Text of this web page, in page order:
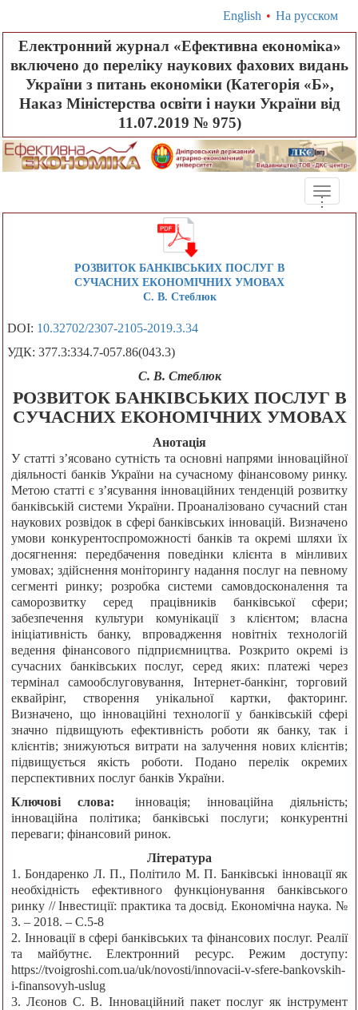
English • На русском
Електронний журнал «Ефективна економіка»
включено до переліку наукових фахових видань
України з питань економіки (Категорія «Б»,
Наказ Міністерства освіти і науки України від
11.07.2019 № 975)
Toggle
...
РОЗВИТОК БАНКІВСЬКИХ ПОСЛУГ В
СУЧАСНИХ ЕКОНОМІЧНИХ УМОВАХ
С. В. Стеблюк
DOI: 10.32702/2307-2105-2019.3.34
УДК: 377.3:334.7-057.86(043.3)
С. В. Стеблюк
РОЗВИТОК БАНКІВСЬКИХ ПОСЛУГ В
СУЧАСНИХ ЕКОНОМІЧНИХ УМОВАХ
Анотація
У статті з’ясовано сутність та основні напрями інноваційної
діяльності банків України на сучасному фінансовому ринку.
Метою статті є з’ясування інноваційних тенденцій розвитку
банківській системи України. Проаналізовано сучасний стан
наукових розвідок в сфері банківських інновацій. Визначено
умови конкурентоспроможності банків та окремі шляхи їх
досягнення: передбачення поведінки клієнта в мінливих
умовах; здійснення моніторингу надання послуг на певному
сегменті ринку; розробка системи самовдосконалення та
саморозвитку серед працівників банківської сфери;
забезпечення культури комунікації з клієнтом; власна
ініціативність банку, впровадження новітніх технологій
ведення фінансового підприємництва. Розкрито окремі із
сучасних банківських послуг, серед яких: платежі через
термінал самообслуговування, Інтернет-банкінг, торговий
еквайрінг, створення унікальної картки, факторинг.
Визначено, що інноваційні технології у банківській сфері
значно підвищують ефективність роботи як банку, так і
клієнтів; знижуються витрати на залучення нових клієнтів;
підвищується якість роботи. Подано перелік окремих
перспективних послуг банків України.
Ключові слова:
інновація; інноваційна діяльність;
інноваційна політика; банківські послуги; конкурентні
переваги; фінансовий ринок.
Література
1. Бондаренко Л. П., Політило М. П. Банківські інновації як
необхідність ефективного функціонування банківського
ринку // Інвестиції: практика та досвід. Економічна наука. №
3. ‒ 2018. ‒ С.5-8
2. Інновації в сфері банківських та фінансових послуг. Реалії
та майбутнє. Електронний ресурс. Режим доступу:
https://tvoigroshi.com.ua/uk/novosti/innovacii-v-sfere-bankovskih-
i-finansovyh-uslug
3. Лєонов С. В. Інноваційний пакет послуг як інструмент